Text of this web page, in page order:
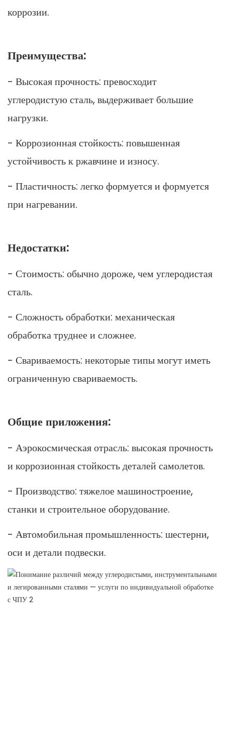
коррозии.
Преимущества:
- Высокая прочность: превосходит
углеродистую сталь, выдерживает большие
нагрузки.
- Коррозионная стойкость: повышенная
устойчивость к ржавчине и износу.
- Пластичность: легко формуется и формуется
при нагревании.
Недостатки:
- Стоимость: обычно дороже, чем углеродистая
сталь.
- Сложность обработки: механическая
обработка труднее и сложнее.
- Свариваемость: некоторые типы могут иметь
ограниченную свариваемость.
Общие приложения:
- Аэрокосмическая отрасль: высокая прочность
и коррозионная стойкость деталей самолетов.
- Производство: тяжелое машиностроение,
станки и строительное оборудование.
- Автомобильная промышленность: шестерни,
оси и детали подвески.